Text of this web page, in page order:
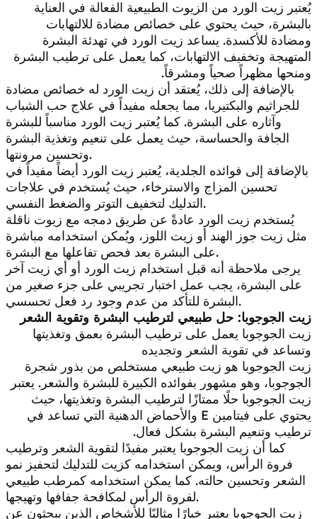
يُعتبر زيت الورد من الزيوت الطبيعية الفعالة في العناية
بالبشرة، حيث يحتوي على خصائص مضادة للالتهابات
ومضادة للأكسدة. يساعد زيت الورد في تهدئة البشرة
المتهيجة وتخفيف الالتهابات، كما يعمل على ترطيب البشرة
ومنحها مظهراً صحياً ومشرقاً.
بالإضافة إلى ذلك، يُعتقد أن زيت الورد له خصائص مضادة
للجراثيم والبكتيريا، مما يجعله مفيداً في علاج حب الشباب
وآثاره على البشرة. كما يُعتبر زيت الورد مناسباً للبشرة
الجافة والحساسة، حيث يعمل على تنعيم وتغذية البشرة
وتحسين مرونتها.
بالإضافة إلى فوائده الجلدية، يُعتبر زيت الورد أيضاً مفيداً في
تحسين المزاج والاسترخاء، حيث يُستخدم في علاجات
التدليك لتخفيف التوتر والضغط النفسي.
يُستخدم زيت الورد عادةً عن طريق دمجه مع زيوت ناقلة
مثل زيت جوز الهند أو زيت اللوز، ويُمكن استخدامه مباشرة
على البشرة بعد فحص تفاعلها مع البشرة.
يرجى ملاحظة أنه قبل استخدام زيت الورد أو أي زيت آخر
على البشرة، يجب عمل اختبار تجريبي على جزء صغير من
البشرة للتأكد من عدم وجود رد فعل تحسسي.
زيت الجوجوبا: حل طبيعي لترطيب البشرة وتقوية الشعر
زيت الجوجوبا يعمل على ترطيب البشرة بعمق وتغذيتها
وتساعد في تقوية الشعر وتجديده
زيت الجوجوبا هو زيت طبيعي مستخلص من بذور شجرة
الجوجوبا، وهو مشهور بفوائده الكبيرة للبشرة والشعر. يعتبر
زيت الجوجوبا حلًا ممتازًا لترطيب البشرة وتغذيتها، حيث
يحتوي على فيتامين E والأحماض الدهنية التي تساعد في
ترطيب وتنعيم البشرة بشكل فعال.
كما أن زيت الجوجوبا يعتبر مفيدًا لتقوية الشعر وترطيب
فروة الرأس، ويمكن استخدامه كزيت للتدليك لتحفيز نمو
الشعر وتحسين حالته. كما يمكن استخدامه كمرطب طبيعي
لفروة الرأس لمكافحة جفافها وتهيجها.
زيت الجوجوبا يعتبر خيارًا مثاليًا للأشخاص الذين يبحثون عن